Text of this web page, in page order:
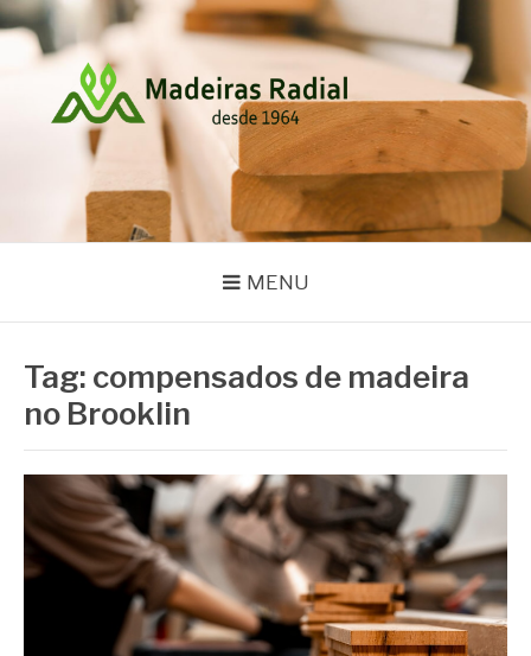
Pular
para
conteúdo
MADEIRAS RADIAL
MENU
Tag: compensados de madeira
no Brooklin